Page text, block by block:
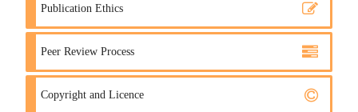
Publication Ethics
Peer Review Process
Copyright and Licence